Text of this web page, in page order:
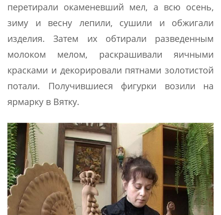
перетирали окаменевший мел, а всю осень,
зиму и весну лепили, сушили и обжигали
изделия. Затем их обтирали разведенным
молоком мелом, раскрашивали яичными
красками и декорировали пятнами золотистой
потали. Получившиеся фигурки возили на
ярмарку в Вятку.